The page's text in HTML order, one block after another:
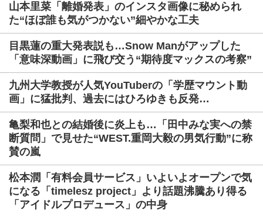
山本里菜「離婚発表」のインスタ画像に秘められ
た“ほぼ誰も気がつかない”細やかな工夫
目黒蓮の重大発表説も…Snow Manがアップした
「意味深動画」に飛び交う“期待度マックスの考察”
九州大学教授が人気YouTuberの「学歴マウント動
画」に猛批判、過去にはひろゆきも反発…
亀梨和也との結婚後に炎上も…「田中みな実への禁
断質問」で見せた“WEST.重岡大毅の男気行動”に称
賛の嵐
松本潤「有料会員サービス」いよいよオープンで気
になる「timelesz project」より話題沸騰あり得る
「アイドルプロデュース」の中身